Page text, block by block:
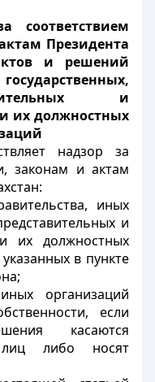
соответствием
Президента
и решений
и
их должностных
надзор за
законам и актам
иных
и
их должностных
в пункте
организаций
если
касаются
лиц либо носят